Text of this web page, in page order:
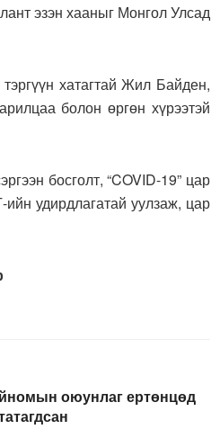
эзэн хааныг Монгол Улсад
хатагтай Жил Байден,
болон өргөн хүрээтэй
босголт, “COVID-19” цар
удирдлагатай уулзаж, цар
оюунлаг ертөнцөд